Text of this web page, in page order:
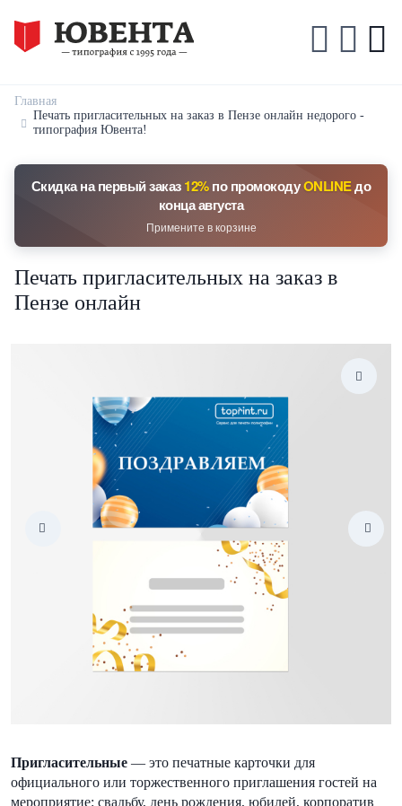
Главная
Печать пригласительных на заказ в Пензе онлайн недорого -
типография Ювента!
Скидка на первый заказ12%по промокодуONLINEдо
конца августа
Примените в корзине
Печать пригласительных на заказ в
Пензе онлайн
Пригласительные — это печатные карточки для
официального или торжественного приглашения гостей на
мероприятие: свадьбу, день рождения, юбилей, корпоратив